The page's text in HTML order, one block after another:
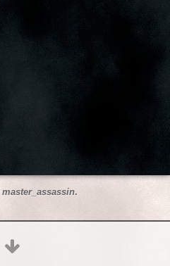
master_assassin.